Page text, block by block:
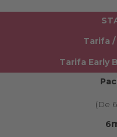
Tarifa /
Tarifa Early
(De 6
6